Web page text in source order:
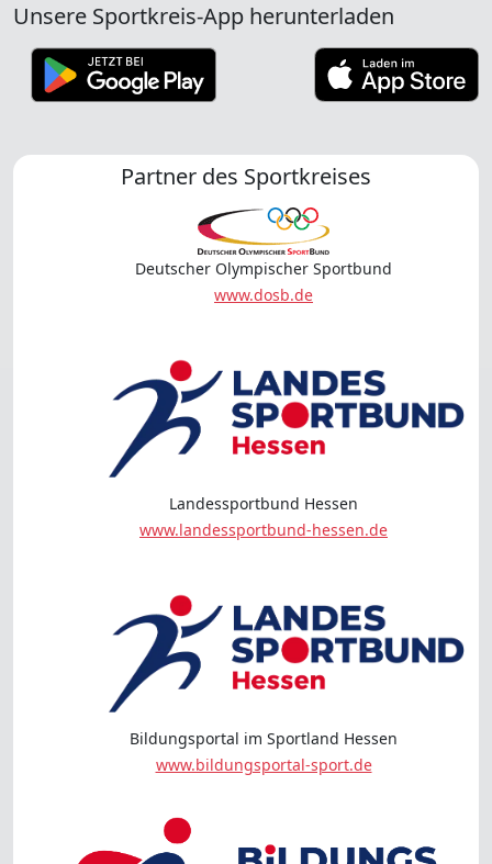
Unsere Sportkreis-App herunterladen
Partner des Sportkreises
Deutscher Olympischer Sportbund
www.dosb.de
Landessportbund Hessen
www.landessportbund-hessen.de
Bildungsportal im Sportland Hessen
www.bildungsportal-sport.de